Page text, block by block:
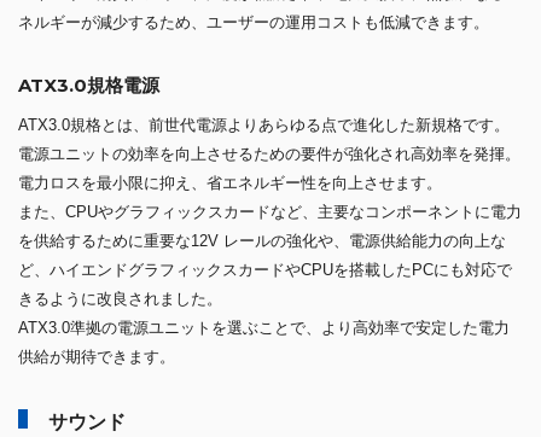
ネルギーが減少するため、ユーザーの運用コストも低減できます。
ATX3.0規格電源
ATX3.0規格とは、前世代電源よりあらゆる点で進化した新規格です。
電源ユニットの効率を向上させるための要件が強化され高効率を発揮。
電力ロスを最小限に抑え、省エネルギー性を向上させます。
また、CPUやグラフィックスカードなど、主要なコンポーネントに電力
を供給するために重要な12V レールの強化や、電源供給能力の向上な
ど、ハイエンドグラフィックスカードやCPUを搭載したPCにも対応で
きるように改良されました。
ATX3.0準拠の電源ユニットを選ぶことで、より高効率で安定した電力
供給が期待できます。
サウンド